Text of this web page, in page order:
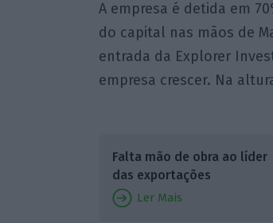
A empresa é detida em
do capital nas mãos de
entrada da Explorer
empresa crescer. Na
Falta mão de obra ao líder
das exportações
Ler Mais